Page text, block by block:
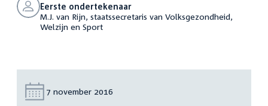
Eerste ondertekenaar
M.J. van Rijn, staatssecretaris van Volksgezondheid,
Welzijn en Sport
Datum:
7 november 2016